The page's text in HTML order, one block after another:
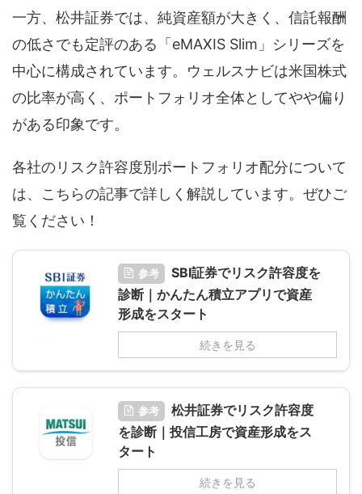
一方、松井証券では、純資産額が大きく、信託報酬
の低さでも定評のある「eMAXIS Slim」シリーズを
中心に構成されています。ウェルスナビは米国株式
の比率が高く、ポートフォリオ全体としてやや偏り
がある印象です。
各社のリスク許容度別ポートフォリオ配分について
は、こちらの記事で詳しく解説しています。ぜひご
覧ください！
参考
SBI証券でリスク許容度を
診断｜かんたん積立アプリで資産
形成をスタート
続きを見る
参考
松井証券でリスク許容度
を診断｜投信工房で資産形成をス
タート
続きを見る